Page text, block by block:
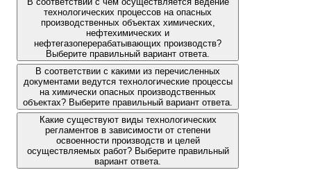
технологических процессов на опасных
производственных объектах химических,
нефтехимических и
нефтегазоперерабатывающих производств?
Выберите правильный вариант ответа.
В соответствии с какими из перечисленных
документами ведутся технологические процессы
на химически опасных производственных
объектах? Выберите правильный вариант ответа.
Какие существуют виды технологических
регламентов в зависимости от степени
освоенности производств и целей
осуществляемых работ? Выберите правильный
вариант ответа.